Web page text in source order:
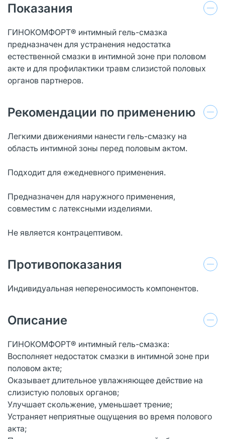
Показания
ГИНОКОМФОРТ® интимный гель-смазка
предназначен для устранения недостатка
естественной смазки в интимной зоне при половом
акте и для профилактики травм слизистой половых
органов партнеров.
Рекомендации по применению
Легкими движениями нанести гель-смазку на
область интимной зоны перед половым актом.
Подходит для ежедневного применения.
Предназначен для наружного применения,
совместим с латексными изделиями.
Не является контрацептивом.
Противопоказания
Индивидуальная непереносимость компонентов.
Описание
ГИНОКОМФОРТ® интимный гель-смазка:
Восполняет недостаток смазки в интимной зоне при
половом акте;
Оказывает длительное увлажняющее действие на
слизистую половых органов;
Улучшает скольжение, уменьшает трение;
Устраняет неприятные ощущения во время полового
акта;